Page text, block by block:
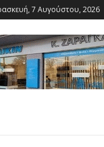
7 Αυγούστου, 2026